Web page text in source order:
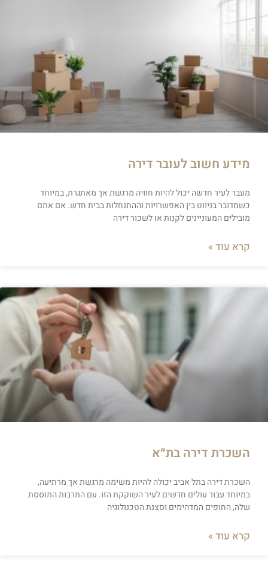
מידע חשוב לעובר דירה
מעבר לעיר חדשה יכול להיות חוויה מרגשת אך מאתגרת, במיוחד
כשמדובר בניווט בין האפשרויות וההתנחלות בבית חדש. אם אתם
מובילים המעוניינים לקנות או לשכור דירה
קרא עוד »
השכרת דירה בת״א
השכרת דירה בתל אביב יכולה להיות משימה מרגשת אך מרתיעה,
במיוחד עבור עולים חדשים לעיר השוקקת הזו. עם התרבות התוססת
שלה, החופים המדהימים וסצנת הטכנולוגיה
קרא עוד »